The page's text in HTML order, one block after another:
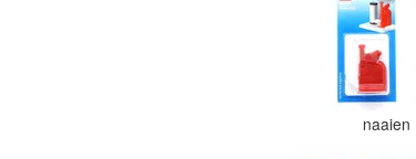
naaien